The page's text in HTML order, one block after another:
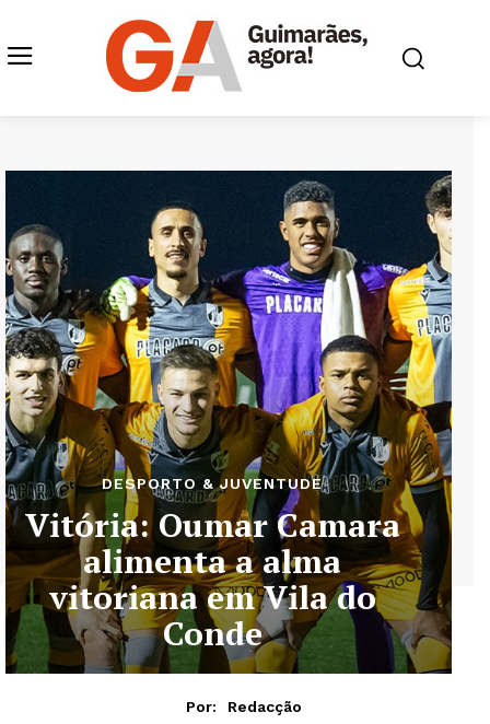
DESPORTO & JUVENTUDE
Vitória: Oumar Camara
alimenta a alma
vitoriana em Vila do
Conde
Por:
Redacção